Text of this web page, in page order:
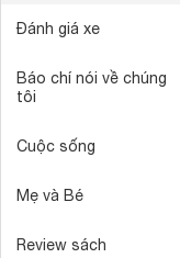
Đánh giá xe
Báo chí nói về chúng
tôi
Cuộc sống
Mẹ và Bé
Review sách